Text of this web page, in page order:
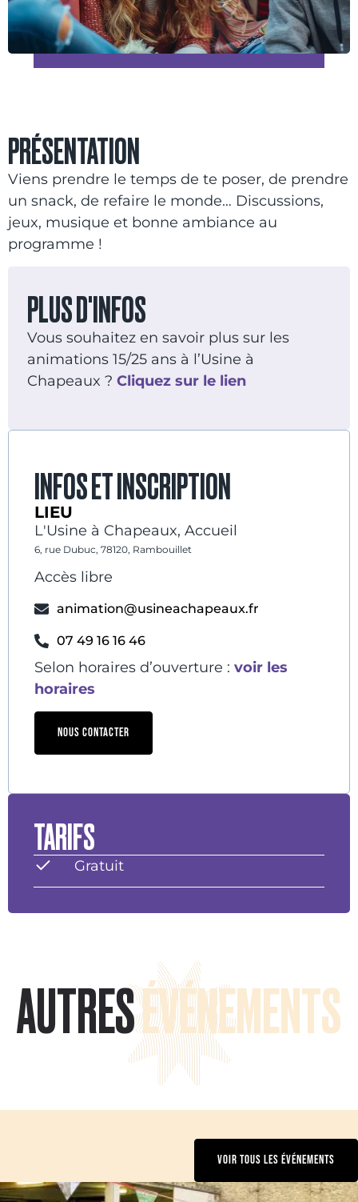
PRÉSENTATION
Viens prendre le temps de te poser, de prendre
un snack, de refaire le monde… Discussions,
jeux, musique et bonne ambiance au
programme !
PLUS D'INFOS
Vous souhaitez en savoir plus sur les
animations 15/25 ans à l’Usine à
Chapeaux ? Cliquez sur le lien
INFOS ET INSCRIPTION
LIEU
L'Usine à Chapeaux, Accueil
6, rue Dubuc, 78120, Rambouillet
Accès libre
animation@usineachapeaux.fr
07 49 16 16 46
Selon horaires d’ouverture : voir les
horaires
NOUS CONTACTER
TARIFS
Gratuit
AUTRESÉVÉNEMENTS
VOIR TOUS LES ÉVÉNEMENTS